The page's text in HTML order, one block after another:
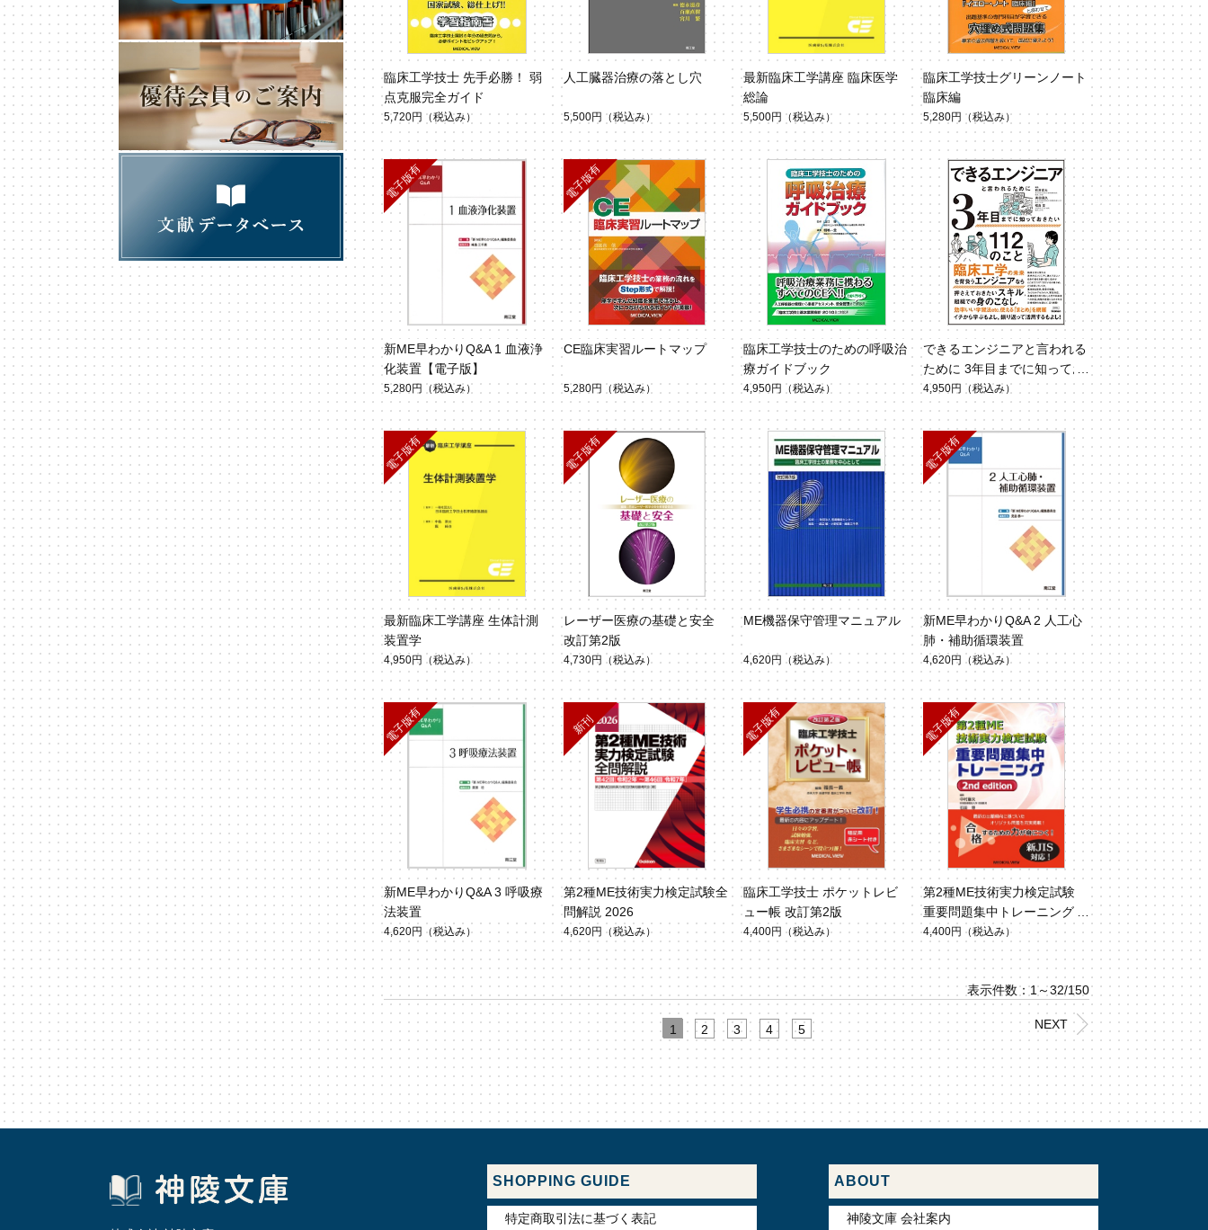
臨床工学技士 先手必勝！ 弱
点克服完全ガイド
5,720円 （税込み）
人工臓器治療の落とし穴
5,500円 （税込み）
最新臨床工学講座 臨床医学
総論
5,500円 （税込み）
臨床工学技士グリーンノート
臨床編
5,280円 （税込み）
新ME早わかりQ&A 1 血液浄
化装置【電子版】
5,280円 （税込み）
CE臨床実習ルートマップ
5,280円 （税込み）
臨床工学技士のための呼吸治
療ガイドブック
4,950円 （税込み）
できるエンジニアと言われる
ために 3年目までに知ってお
きたい112のこと
4,950円 （税込み）
最新臨床工学講座 生体計測
装置学
4,950円 （税込み）
レーザー医療の基礎と安全
改訂第2版
4,730円 （税込み）
ME機器保守管理マニュアル
4,620円 （税込み）
新ME早わかりQ&A 2 人工心
肺・補助循環装置
4,620円 （税込み）
新ME早わかりQ&A 3 呼吸療
法装置
4,620円 （税込み）
第2種ME技術実力検定試験全
問解説 2026
4,620円 （税込み）
臨床工学技士 ポケットレビ
ュー帳 改訂第2版
4,400円 （税込み）
第2種ME技術実力検定試験
重要問題集中トレーニング 2
nd edition
4,400円 （税込み）
表示件数：1～32/150
NEXT
1 2 3 4 5
SHOPPING GUIDE
特定商取引法に基づく表記
ABOUT
神陵文庫 会社案内